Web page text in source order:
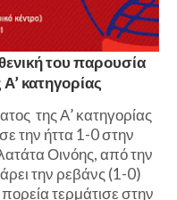
του παρουσία
κατηγορίας
της Α’ κατηγορίας
την ήττα 1-0 στην
Οινόης, από την
την ρεβάνς (1-0)
τερμάτισε στην